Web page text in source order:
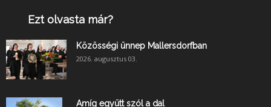
Ezt olvasta már?
Közösségi ünnep Mallersdorfban
2026. augusztus 03.
Amíg együtt szól a dal